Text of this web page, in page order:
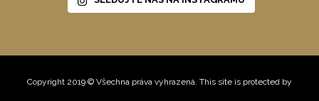
Copyright 2019 © Všechna práva vyhrazená. This site is protected by